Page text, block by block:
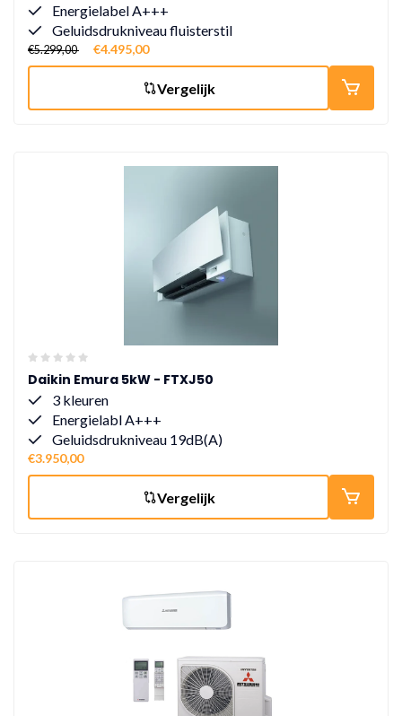
Energielabel A+++
Geluidsdrukniveau fluisterstil
€5.299,00 €4.495,00
Vergelijk
Daikin Emura 5kW - FTXJ50
3 kleuren
Energielabl A+++
Geluidsdrukniveau 19dB(A)
€3.950,00
Vergelijk